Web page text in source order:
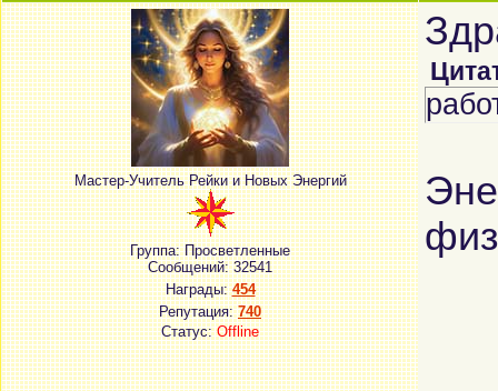
Мастер-Учитель Рейки и Новых Энергий
Группа: Просветленные
Сообщений:32541
Награды:454
Репутация:740
Статус:Offline